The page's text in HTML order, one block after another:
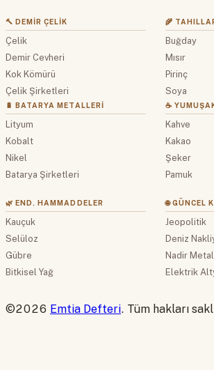
🔨 DEMIR ÇELIK
Çelik
Demir Cevheri
Kok Kömürü
Çelik Şirketleri
🔋 BATARYA METALLERI
Lityum
Kobalt
Nikel
Batarya Şirketleri
🌾
Buğday
Mısır
Pirinç
Soya
☕
Kahve
Kakao
Şeker
Pamuk
🌿 END. HAMMADDELER
Kauçuk
Selüloz
Gübre
Bitkisel Yağ
🌐 GÜNCEL
Jeopolitik
Deniz
Nadir
Elektrik
©2026 Emtia Defteri. Tüm hakları